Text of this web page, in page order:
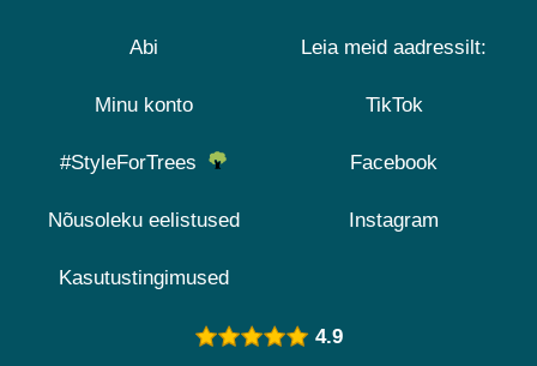
Abi
Minu konto
#StyleForTrees
Nõusoleku eelistused
Kasutustingimused
Leia meid aadressilt:
TikTok
Facebook
Instagram
4.9